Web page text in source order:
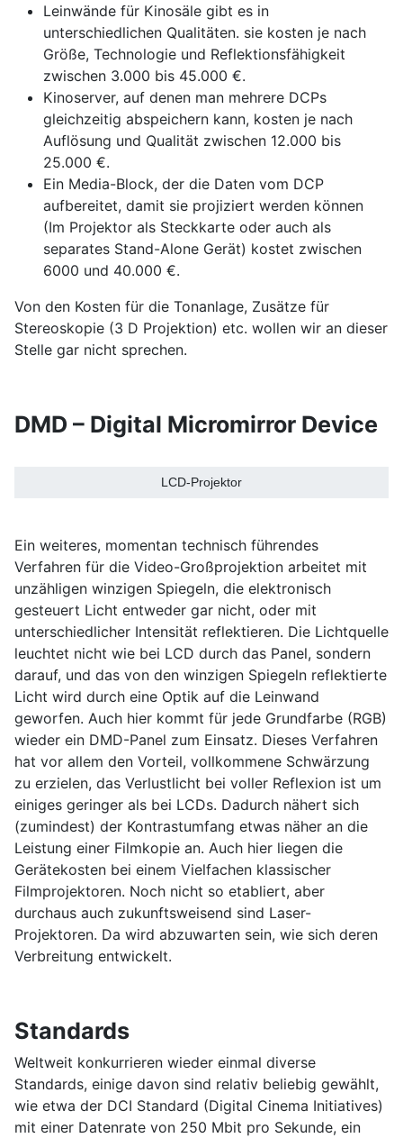
Leinwände für Kinosäle gibt es in
unterschiedlichen Qualitäten. sie kosten je nach
Größe, Technologie und Reflektionsfähigkeit
zwischen 3.000 bis 45.000 €.
Kinoserver, auf denen man mehrere DCPs
gleichzeitig abspeichern kann, kosten je nach
Auflösung und Qualität zwischen 12.000 bis
25.000 €.
Ein Media-Block, der die Daten vom DCP
aufbereitet, damit sie projiziert werden können
(Im Projektor als Steckkarte oder auch als
separates Stand-Alone Gerät) kostet zwischen
6000 und 40.000 €.
Von den Kosten für die Tonanlage, Zusätze für
Stereoskopie (3 D Projektion) etc. wollen wir an dieser
Stelle gar nicht sprechen.
DMD – Digital Micromirror Device
LCD-Projektor
Ein weiteres, momentan technisch führendes
Verfahren für die Video-Großprojektion arbeitet mit
unzähligen winzigen Spiegeln, die elektronisch
gesteuert Licht entweder gar nicht, oder mit
unterschiedlicher Intensität reflektieren. Die Lichtquelle
leuchtet nicht wie bei LCD durch das Panel, sondern
darauf, und das von den winzigen Spiegeln reflektierte
Licht wird durch eine Optik auf die Leinwand
geworfen. Auch hier kommt für jede Grundfarbe (RGB)
wieder ein DMD-Panel zum Einsatz. Dieses Verfahren
hat vor allem den Vorteil, vollkommene Schwärzung
zu erzielen, das Verlustlicht bei voller Reflexion ist um
einiges geringer als bei LCDs. Dadurch nähert sich
(zumindest) der Kontrastumfang etwas näher an die
Leistung einer Filmkopie an. Auch hier liegen die
Gerätekosten bei einem Vielfachen klassischer
Filmprojektoren. Noch nicht so etabliert, aber
durchaus auch zukunftsweisend sind Laser-
Projektoren. Da wird abzuwarten sein, wie sich deren
Verbreitung entwickelt.
Standards
Weltweit konkurrieren wieder einmal diverse
Standards, einige davon sind relativ beliebig gewählt,
wie etwa der DCI Standard (Digital Cinema Initiatives)
mit einer Datenrate von 250 Mbit pro Sekunde, ein